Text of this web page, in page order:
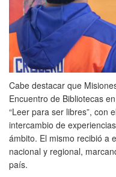
Cabe destacar que
Encuentro de Bibliotecas
“Leer para ser libres”, con
intercambio de
ámbito. El mismo recibió a
nacional y regional,
país.